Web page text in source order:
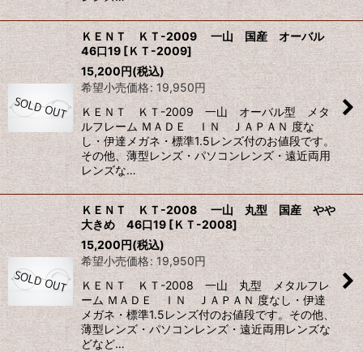
ＫＥＮＴ ＫＴ-2009 一山 国産 オーバル
46口19 [ＫＴ-2009]
15,200円(税込)
希望小売価格: 19,950円
ＫＥＮＴ ＫＴ-2009 一山 オーバル型 メタ
ルフレーム ＭＡＤＥ ＩＮ ＪＡＰＡＮ 度な
し・伊達メガネ・標準1.5レンズ付のお値段です。
その他、薄型レンズ・パソコンレンズ・遠近両用
レンズな…
ＫＥＮＴ ＫＴ-2008 一山 丸型 国産 やや
大きめ 46口19 [ＫＴ-2008]
15,200円(税込)
希望小売価格: 19,950円
ＫＥＮＴ ＫＴ-2008 一山 丸型 メタルフレ
ーム ＭＡＤＥ ＩＮ ＪＡＰＡＮ 度なし・伊達
メガネ・標準1.5レンズ付のお値段です。その他、
薄型レンズ・パソコンレンズ・遠近両用レンズな
どなど…